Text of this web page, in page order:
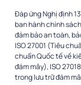
Đáp ứng Nghị định
ban hành chính
đảm bảo an toàn,
ISO 27001 (Tiêu
chuẩn Quốc tế về
đám mây), ISO
trong lưu trữ đám